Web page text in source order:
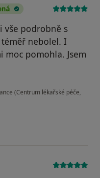
vše podrobně s
nebolel. I
moc pomohla. Jsem
(Centrum lékařské péče,